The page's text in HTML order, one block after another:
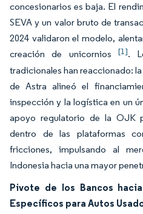
concesionarios es baja. El
SEVA y un valor bruto de
2024 validaron el modelo,
creación de unicornios [1].
tradicionales han reaccionado:
de Astra alineó el
inspección y la logística en un
apoyo regulatorio de la OJK
dentro de las plataformas
fricciones, impulsando al
Indonesia hacia una mayor
Pivote de los Bancos
Específicos para Autos